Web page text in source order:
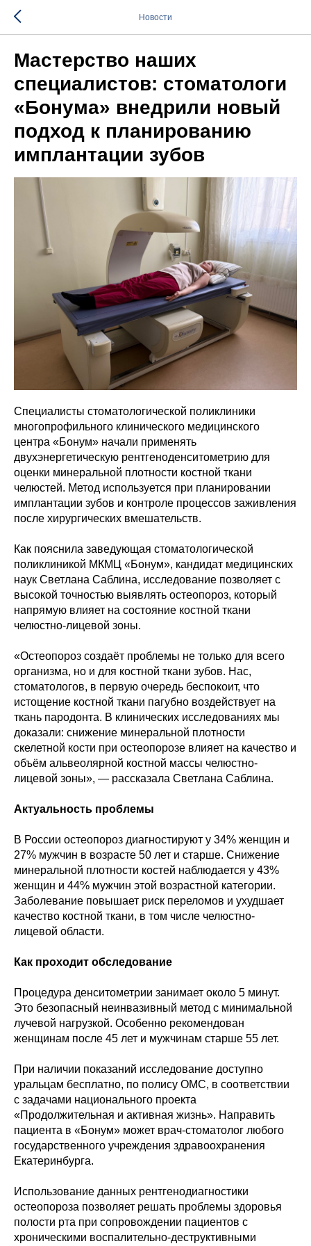
Новости
Мастерство наших
специалистов: стоматологи
«Бонума» внедрили новый
подход к планированию
имплантации зубов
Специалисты стоматологической поликлиники
многопрофильного клинического медицинского
центра «Бонум» начали применять
двухэнергетическую рентгеноденситометрию для
оценки минеральной плотности костной ткани
челюстей. Метод используется при планировании
имплантации зубов и контроле процессов заживления
после хирургических вмешательств.
Как пояснила заведующая стоматологической
поликлиникой МКМЦ «Бонум», кандидат медицинских
наук Светлана Саблина, исследование позволяет с
высокой точностью выявлять остеопороз, который
напрямую влияет на состояние костной ткани
челюстно-лицевой зоны.
«Остеопороз создаёт проблемы не только для всего
организма, но и для костной ткани зубов. Нас,
стоматологов, в первую очередь беспокоит, что
истощение костной ткани пагубно воздействует на
ткань пародонта. В клинических исследованиях мы
доказали: снижение минеральной плотности
скелетной кости при остеопорозе влияет на качество и
объём альвеолярной костной массы челюстно-
лицевой зоны», — рассказала Светлана Саблина.
Актуальность проблемы
В России остеопороз диагностируют у 34% женщин и
27% мужчин в возрасте 50 лет и старше. Снижение
минеральной плотности костей наблюдается у 43%
женщин и 44% мужчин этой возрастной категории.
Заболевание повышает риск переломов и ухудшает
качество костной ткани, в том числе челюстно-
лицевой области.
Как проходит обследование
Процедура денситометрии занимает около 5 минут.
Это безопасный неинвазивный метод с минимальной
лучевой нагрузкой. Особенно рекомендован
женщинам после 45 лет и мужчинам старше 55 лет.
При наличии показаний исследование доступно
уральцам бесплатно, по полису ОМС, в соответствии
с задачами национального проекта
«Продолжительная и активная жизнь». Направить
пациента в «Бонум» может врач-стоматолог любого
государственного учреждения здравоохранения
Екатеринбурга.
Использование данных рентгенодиагностики
остеопороза позволяет решать проблемы здоровья
полости рта при сопровождении пациентов с
хроническими воспалительно-деструктивными